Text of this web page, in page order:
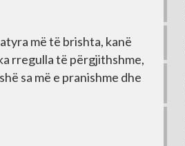
më të brishta, kanë
rregulla të përgjithshme,
sa më e pranishme dhe